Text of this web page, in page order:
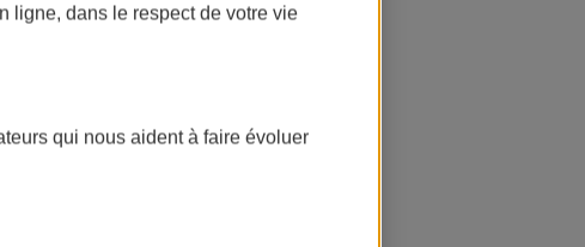
ligne, dans le respect de votre vie
qui nous aident à faire évoluer